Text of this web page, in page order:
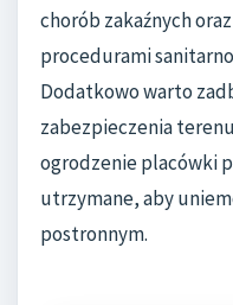
chorób zakaźnych
procedurami
Dodatkowo warto
zabezpieczenia
ogrodzenie placówki
utrzymane, aby
postronnym.